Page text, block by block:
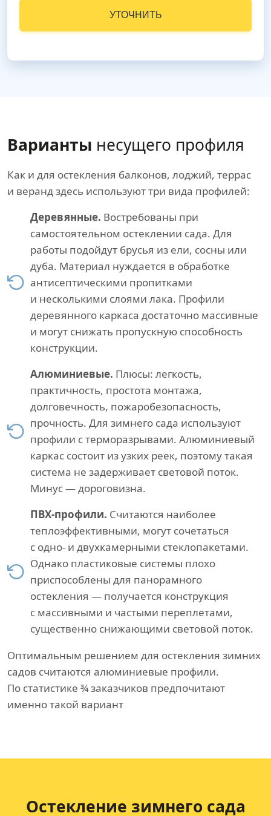
УТОЧНИТЬ
Варианты несущего профиля
Как и для остекления балконов, лоджий, террас
и веранд здесь используют три вида профилей:
Деревянные. Востребованы при
самостоятельном остеклении сада. Для
работы подойдут брусья из ели, сосны или
дуба. Материал нуждается в обработке
антисептическими пропитками
и несколькими слоями лака. Профили
деревянного каркаса достаточно массивные
и могут снижать пропускную способность
конструкции.
Алюминиевые. Плюсы: легкость,
практичность, простота монтажа,
долговечность, пожаробезопасность,
прочность. Для зимнего сада используют
профили с терморазрывами. Алюминиевый
каркас состоит из узких реек, поэтому такая
система не задерживает световой поток.
Минус — дороговизна.
ПВХ-профили. Считаются наиболее
теплоэффективными, могут сочетаться
с одно- и двухкамерными стеклопакетами.
Однако пластиковые системы плохо
приспособлены для панорамного
остекления — получается конструкция
с массивными и частыми переплетами,
существенно снижающими световой поток.
Оптимальным решением для остекления зимних
садов считаются алюминиевые профили.
По статистике ¾ заказчиков предпочитают
именно такой вариант
Остекление зимнего сада